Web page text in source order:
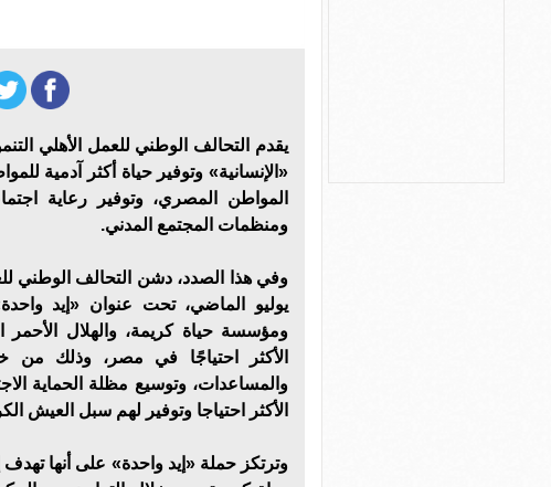
يقدم التحالف الوطني للعمل الأهلي
«الإنسانية» وتوفير حياة أكثر آدمية
المواطن المصري، وتوفير رعاية
ومنظمات المجتمع المدني.
يوليو الماضي، تحت عنوان «إيد
ومؤسسة حياة كريمة، والهلال
الأكثر احتياجًا في مصر، وذلك من
والمساعدات، وتوسيع مظلة الحماية
الأكثر احتياجا وتوفير لهم سبل العيش
وترتكز حملة «إيد واحدة» على أنها